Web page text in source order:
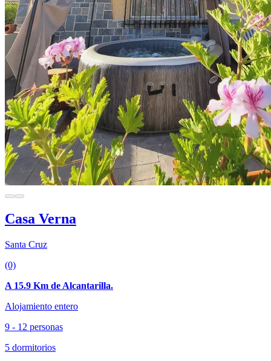
Casa Verna
Santa Cruz
(0)
A 15.9 Km de Alcantarilla.
Alojamiento entero
9 - 12 personas
5 dormitorios